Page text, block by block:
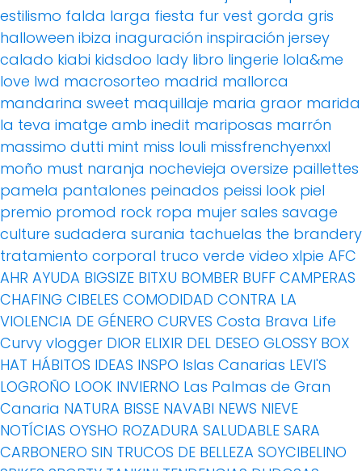
estilismo falda larga fiesta fur vest gorda gris
halloween ibiza inaguración inspiración jersey
calado kiabi kidsdoo lady libro lingerie lola&me
love lwd macrosorteo madrid mallorca
mandarina sweet maquillaje maria graor marida
la teva imatge amb inedit mariposas marrón
massimo dutti mint miss louli missfrenchyenxxl
moño must naranja nochevieja oversize paillettes
pamela pantalones peinados peissi look piel
premio promod rock ropa mujer sales savage
culture sudadera surania tachuelas the brandery
tratamiento corporal truco verde video xlpie AFC
AHR AYUDA BIGSIZE BITXU BOMBER BUFF CAMPERAS
CHAFING CIBELES COMODIDAD CONTRA LA
VIOLENCIA DE GÉNERO CURVES Costa Brava Life
Curvy vlogger DIOR ELIXIR DEL DESEO GLOSSY BOX
HAT HÁBITOS IDEAS INSPO Islas Canarias LEVI'S
LOGROÑO LOOK INVIERNO Las Palmas de Gran
Canaria NATURA BISSE NAVABI NEWS NIEVE
NOTÍCIAS OYSHO ROZADURA SALUDABLE SARA
CARBONERO SIN TRUCOS DE BELLEZA SOYCIBELINO